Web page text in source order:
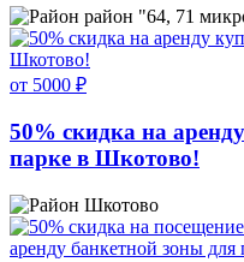
район "64, 71
от 5000 ₽
50% скидка на
парке в Шкотово!
Шкотово